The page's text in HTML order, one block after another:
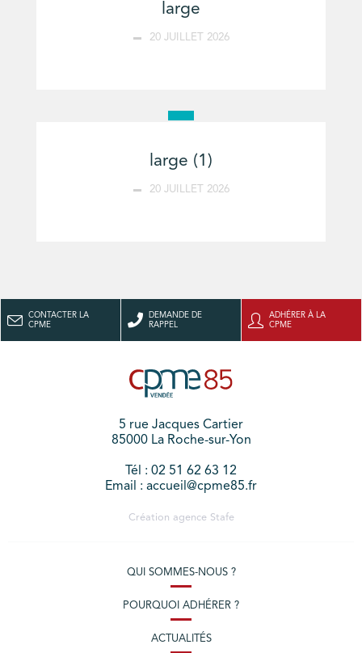
large
20 JUILLET 2026
large (1)
20 JUILLET 2026
CONTACTER LA
CPME
DEMANDE DE
RAPPEL
ADHÉRER À LA
CPME
5 rue Jacques Cartier
85000 La Roche-sur-Yon
Tél : 02 51 62 63 12
Email : accueil@cpme85.fr
Création agence Stafe
QUI SOMMES-NOUS ?
POURQUOI ADHÉRER ?
ACTUALITÉS